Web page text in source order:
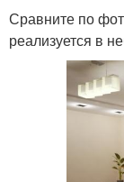
Сравните по
реализуется в